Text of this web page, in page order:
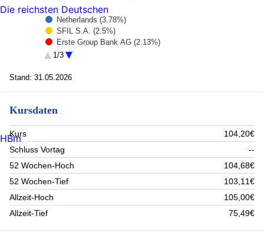
Netherlands (3.78%)
SFIL S.A. (2.5%)
Erste Group Bank AG (2.13%)
BPCE SFH (2.12%)
Rest (87.37%)
1/3
Stand: 31.05.2026
Kursdaten
Kurs
104,20€
Schluss Vortag
--
52 Wochen-Hoch
104,68€
52 Wochen-Tief
103,11€
Allzeit-Hoch
105,00€
Allzeit-Tief
75,49€
Die reichsten Deutschen
HBm